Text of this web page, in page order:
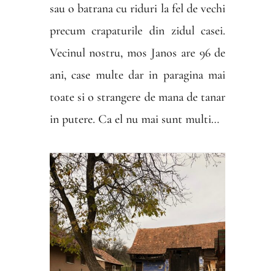
sau o batrana cu riduri la fel de vechi
precum crapaturile din zidul casei.
Vecinul nostru, mos Janos are 96 de
ani, case multe dar in paragina mai
toate si o strangere de mana de tanar
in putere. Ca el nu mai sunt multi…